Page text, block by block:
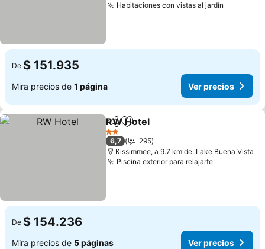
Habitaciones con vistas al jardín
De $ 151.935
Mira precios de 1 página Ver precios
CompartirAgregar a favoritos
RW Hotel
2 Estrellas
6,7
295
Kissimmee, a 9.7 km de: Lake Buena Vista
Piscina exterior para relajarteVer precios
De $ 154.236
Mira precios de 5 páginas Ver precios